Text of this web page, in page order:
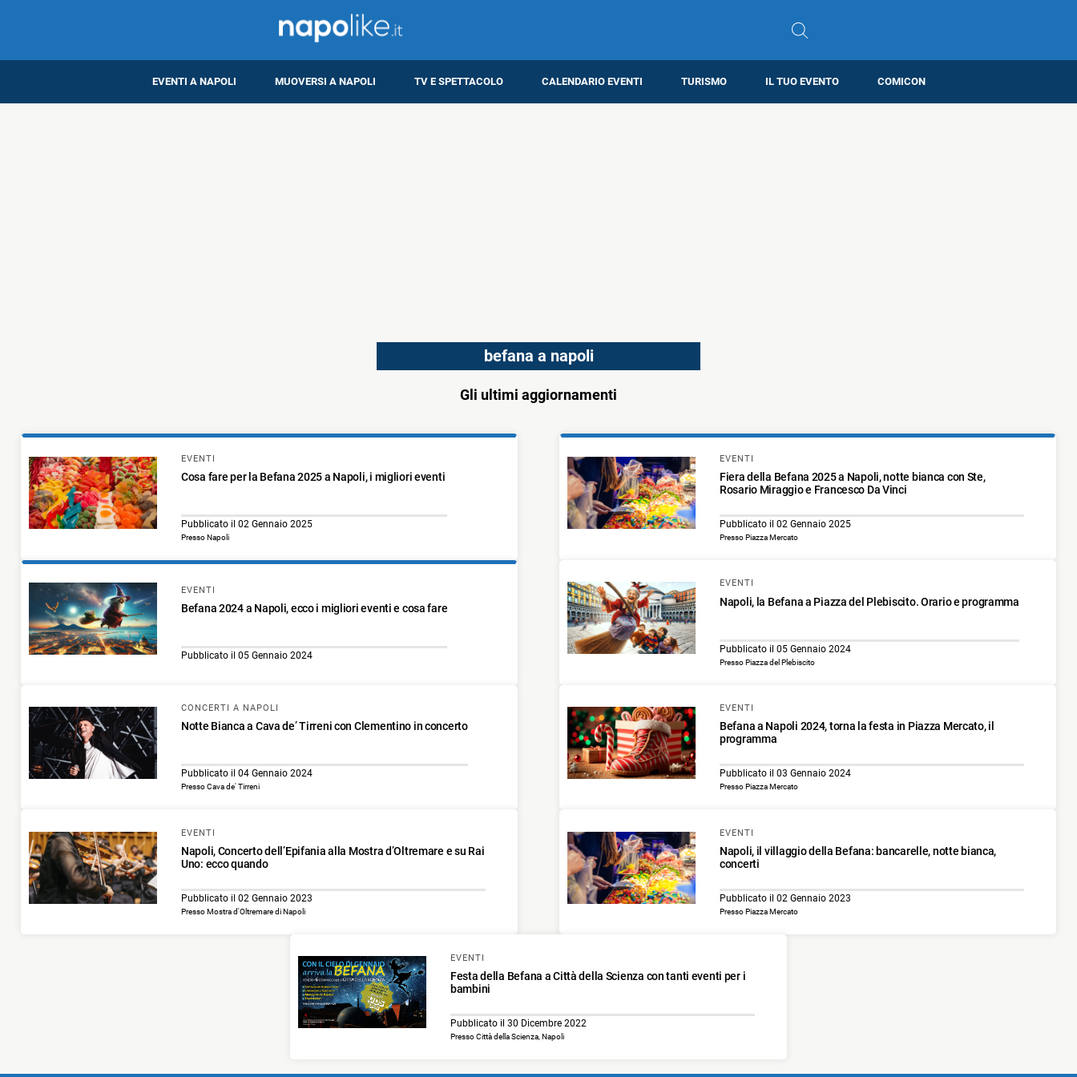
EVENTI A NAPOLI MUOVERSI A NAPOLI TV E SPETTACOLO CALENDARIO EVENTI TURISMO IL TUO EVENTO COMICON
befana a napoli
Gli ultimi aggiornamenti
EVENTI
Cosa fare per la Befana 2025 a Napoli, i migliori eventi
Pubblicato il 02 Gennaio 2025
Presso Napoli
EVENTI
Fiera della Befana 2025 a Napoli, notte bianca con Ste,
Rosario Miraggio e Francesco Da Vinci
Pubblicato il 02 Gennaio 2025
Presso Piazza Mercato
EVENTI
Befana 2024 a Napoli, ecco i migliori eventi e cosa fare
Pubblicato il 05 Gennaio 2024
EVENTI
Napoli, la Befana a Piazza del Plebiscito. Orario e programma
Pubblicato il 05 Gennaio 2024
Presso Piazza del Plebiscito
CONCERTI A NAPOLI
Notte Bianca a Cava de’ Tirreni con Clementino in concerto
Pubblicato il 04 Gennaio 2024
Presso Cava de' Tirreni
EVENTI
Befana a Napoli 2024, torna la festa in Piazza Mercato, il
programma
Pubblicato il 03 Gennaio 2024
Presso Piazza Mercato
EVENTI
Napoli, Concerto dell’Epifania alla Mostra d’Oltremare e su Rai
Uno: ecco quando
Pubblicato il 02 Gennaio 2023
Presso Mostra d'Oltremare di Napoli
EVENTI
Napoli, il villaggio della Befana: bancarelle, notte bianca,
concerti
Pubblicato il 02 Gennaio 2023
Presso Piazza Mercato
EVENTI
Festa della Befana a Città della Scienza con tanti eventi per i
bambini
Pubblicato il 30 Dicembre 2022
Presso Città della Scienza, Napoli